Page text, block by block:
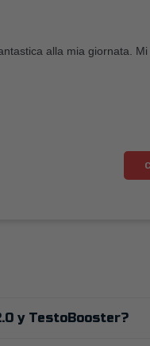
alla mia giornata.
y TestoBooster?